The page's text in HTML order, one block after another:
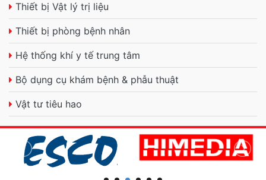
Thiết bị Vật lý trị liệu
Thiết bị phòng bệnh nhân
Hệ thống khí y tế trung tâm
Bộ dụng cụ khám bệnh & phẫu thuật
Vật tư tiêu hao